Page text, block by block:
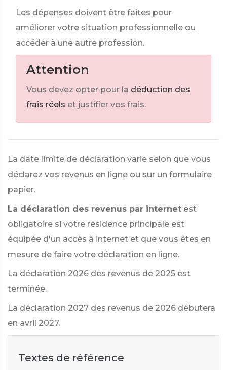
Les dépenses doivent être faites pour
améliorer votre situation professionnelle ou
accéder à une autre profession.
Attention
Vous devez opter pour la déduction des
frais réels et justifier vos frais.
La date limite de déclaration varie selon que vous
déclarez vos revenus en ligne ou sur un formulaire
papier.
La déclaration des revenus par internet est
obligatoire si votre résidence principale est
équipée d'un accès à internet et que vous êtes en
mesure de faire votre déclaration en ligne.
La déclaration 2026 des revenus de 2025 est
terminée.
La déclaration 2027 des revenus de 2026 débutera
en avril 2027.
Textes de référence